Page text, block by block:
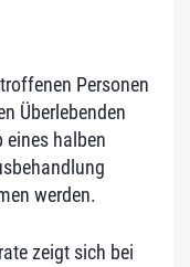
Personen
Überlebenden
eines halben
werden.
zeigt sich bei